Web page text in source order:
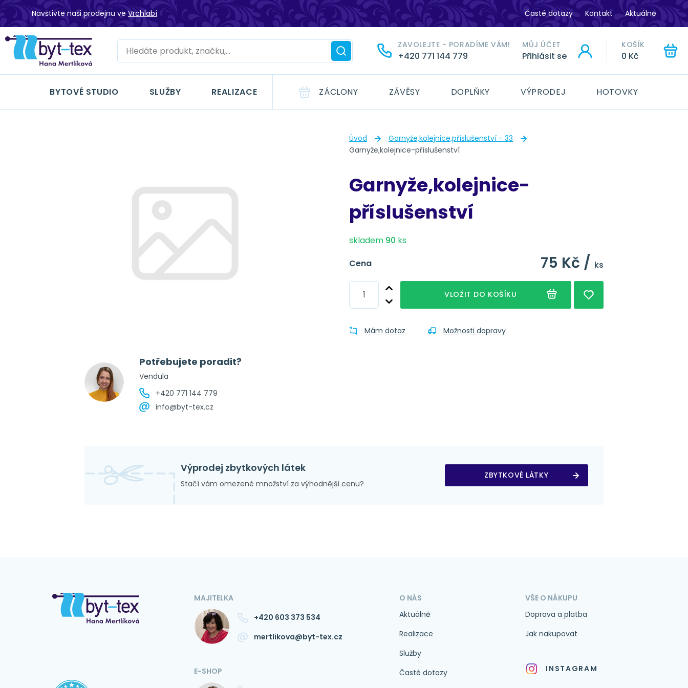
Navštivte naši prodejnu ve Vrchlabí Časté dotazy Kontakt Aktuálně
ZAVOLEJTE - PORADÍME VÁM!
+420 771 144 779
MŮJ ÚČET
Přihlásit se
KOŠÍK
0 Kč
BYTOVÉ STUDIO SLUŽBY REALIZACE ZÁCLONY ZÁVĚSY DOPLŇKY VÝPRODEJ HOTOVKY
HLEDAT
Úvod
Garnyže,kolejnice,příslušenství - 33
Garnyže,kolejnice-příslušenství
Garnyže,kolejnice-
příslušenství
Potřebujete poradit?
Vendula
+420 771 144 779
info@byt-tex.cz
skladem 90 ks
Cena
75 Kč / ks
VLOŽIT DO KOŠÍKU
Mám dotaz Možnosti dopravy
Výprodej zbytkových látek
Stačí vám omezené množství za výhodnější cenu?
ZBYTKOVÉ LÁTKY
MAJITELKA
+420 603 373 534
mertlikova@byt-tex.cz
E-SHOP
O NÁS
Aktuálně
Realizace
Služby
Časté dotazy
VŠE O NÁKUPU
Doprava a platba
Jak nakupovat
INSTAGRAM